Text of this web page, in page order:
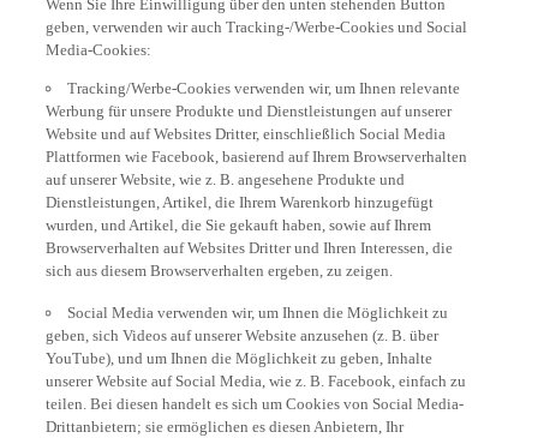
Wenn Sie Ihre Einwilligung über den unten stehenden Button
geben, verwenden wir auch Tracking-/Werbe-Cookies und Social
Media-Cookies:
Tracking/Werbe-Cookies verwenden wir, um Ihnen relevante
Werbung für unsere Produkte und Dienstleistungen auf unserer
Website und auf Websites Dritter, einschließlich Social Media
Plattformen wie Facebook, basierend auf Ihrem Browserverhalten
auf unserer Website, wie z. B. angesehene Produkte und
Dienstleistungen, Artikel, die Ihrem Warenkorb hinzugefügt
wurden, und Artikel, die Sie gekauft haben, sowie auf Ihrem
Browserverhalten auf Websites Dritter und Ihren Interessen, die
sich aus diesem Browserverhalten ergeben, zu zeigen.
Social Media verwenden wir, um Ihnen die Möglichkeit zu
geben, sich Videos auf unserer Website anzusehen (z. B. über
YouTube), und um Ihnen die Möglichkeit zu geben, Inhalte
unserer Website auf Social Media, wie z. B. Facebook, einfach zu
teilen. Bei diesen handelt es sich um Cookies von Social Media-
Drittanbietern; sie ermöglichen es diesen Anbietern, Ihr